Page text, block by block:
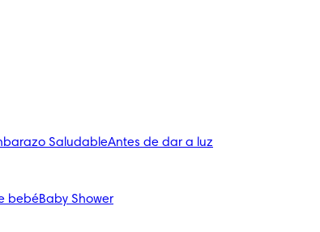
SaludableAntes de dar a luz
bebéBaby Shower